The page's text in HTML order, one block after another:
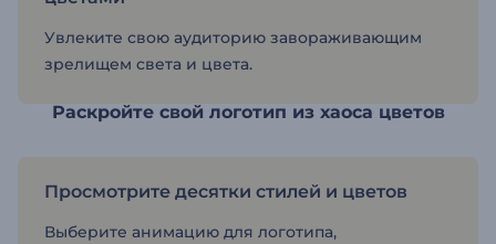
Увлеките свою аудиторию завораживающим
зрелищем света и цвета.
Раскройте свой логотип из хаоса цветов
Просмотрите десятки стилей и цветов
Выберите анимацию для логотипа,